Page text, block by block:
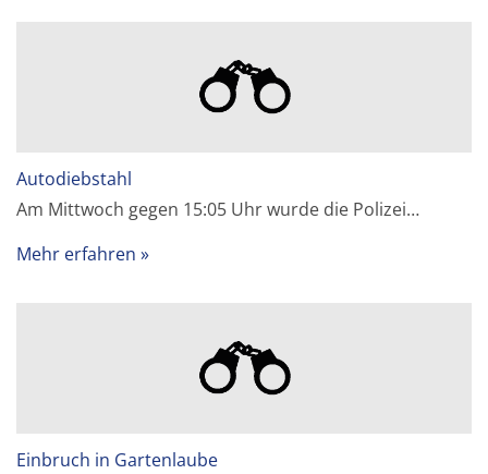
Autodiebstahl
Am Mittwoch gegen 15:05 Uhr wurde die Polizei…
Mehr erfahren
Einbruch in Gartenlaube